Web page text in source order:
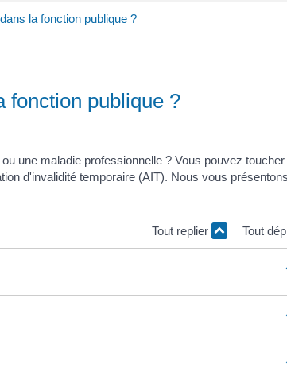
la fonction publique ?
fonction publique ?
une maladie professionnelle ? Vous pouvez toucher
d'invalidité temporaire (AIT). Nous vous
Tout replier Tout